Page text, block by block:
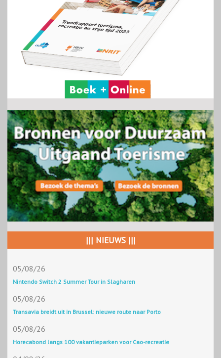
||| NIEUWS |||
05/08/26
Nintendo Switch 2 Summer Tour in Slagharen
05/08/26
Transavia breidt uit in Brussel: nieuwe route naar Porto
05/08/26
Horecabond langs 100 vakantieparken voor Cao-recreatie